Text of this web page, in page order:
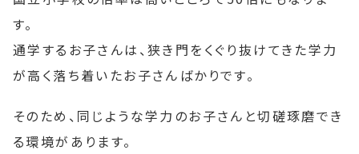
す。
通学するお子さんは、狭き門をくぐり抜けてきた学力
が高く落ち着いたお子さんばかりです。
そのため、同じような学力のお子さんと切磋琢磨でき
る環境があります。